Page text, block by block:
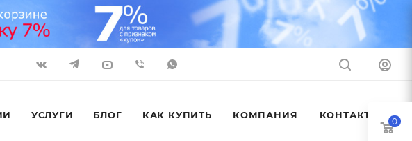
УСЛУГИ БЛОГ КАК КУПИТЬ КОМПАНИЯ КОНТАКТЫ
0